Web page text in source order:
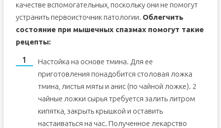
качестве вспомогательных, поскольку они не помогут
устранить первоисточник патологии. Облегчить
состояние при мышечных спазмах помогут такие
рецепты:
Настойка на основе тмина. Для ее
приготовления понадобится столовая ложка
тмина, листья мяты и анис (по чайной ложке). 2
чайные ложки сырья требуется залить литром
кипятка, закрыть крышкой и оставить
настаиваться на час. Полученное лекарство